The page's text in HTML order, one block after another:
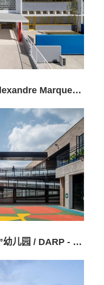
里斯本回廊学校 / Alexandre Marques Pereira Arquitectura
哥伦比亚“玩乐时光”幼儿园 / DARP - De Arquitectura y Paisaje